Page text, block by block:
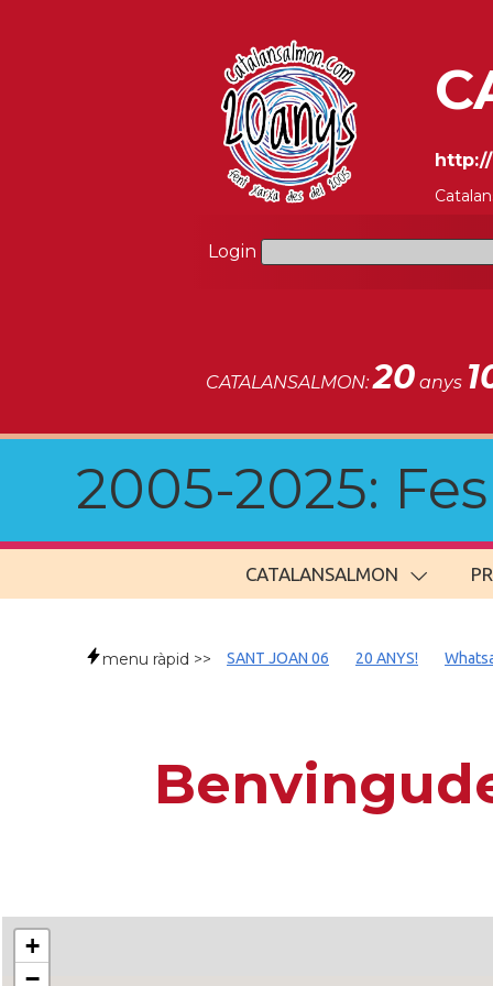
Login
CATALANSALMON:20 anys
2005-2025:
CATALANSALMON
menu ràpid >> SANT JOAN 06 20 ANYS!
+
−